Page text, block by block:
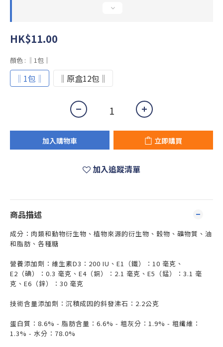
HK$11.00
顏色 : ‖1包‖
‖1包‖ ‖原盒12包‖
加入購物車 立即購買
加入追蹤清單
商品描述
成分：肉類和動物衍生物、植物來源的衍生物、穀物、礦物質、油
和脂肪、各種糖
營養添加劑：維生素D3：200 IU、E1（鐵）：10 毫克、
E2（碘）：0.3 毫克、E4（銅）：2.1 毫克、E5（錳）：3.1 毫
克、E6（鋅）：30 毫克
技術含量添加劑：沉積成因的斜發沸石：2.2公克
蛋白質：8.6% - 脂肪含量：6.6% - 粗灰分：1.9% - 粗纖維：
1.3% - 水分：78.0%